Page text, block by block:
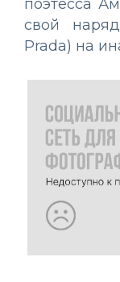
поэтесса
свой
Prada) на